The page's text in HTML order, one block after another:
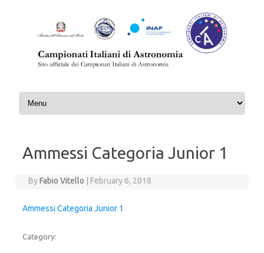
Skip to content
Ammessi Categoria Junior 1
ByFabio Vitello February 6, 2018
Ammessi Categoria Junior 1
Category: